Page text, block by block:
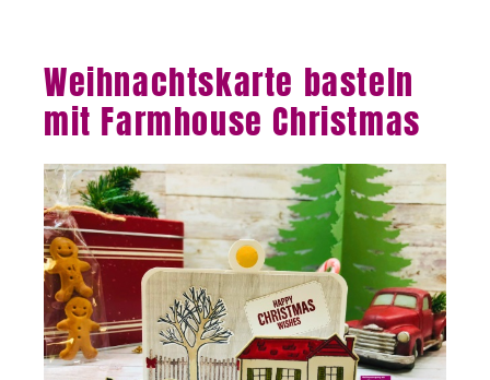
Weihnachtskarte basteln
mit Farmhouse Christmas